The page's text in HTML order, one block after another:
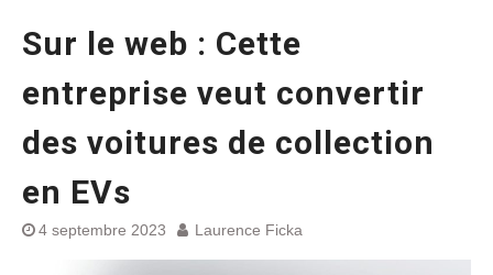
Sur le web : Cette
entreprise veut convertir
des voitures de collection
en EVs
4 septembre 2023 Laurence Ficka